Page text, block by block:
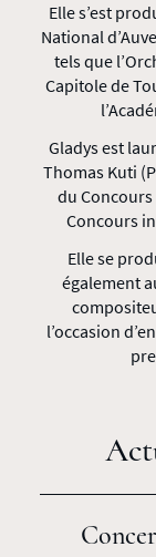
Elle s’est
National
tels que
Capitole de
Gladys est
Thomas Kuti
du
Concours
Elle se
également
l’occasion